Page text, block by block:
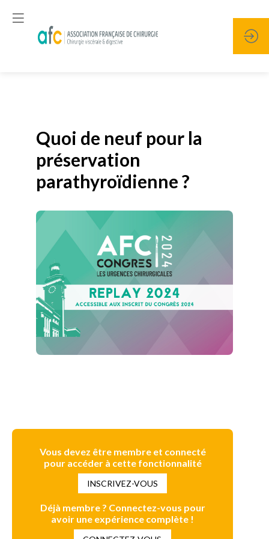
Quoi de neuf pour la
préservation
parathyroïdienne ?
Vous devez être membre et connecté
pour accéder à cette fonctionnalité
INSCRIVEZ-VOUS
Déjà membre ? Connectez-vous pour
avoir une expérience complète !